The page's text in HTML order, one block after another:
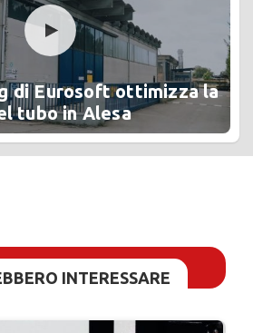
di Eurosoft ottimizza la
tubo in Alesa
INTERESSARE